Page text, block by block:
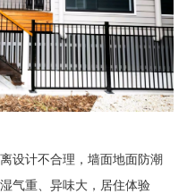
设计不合理，墙面地面防潮
气重、异味大，居住体验